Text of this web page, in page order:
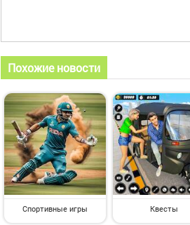
Похожие новости
Спортивные игры Квесты